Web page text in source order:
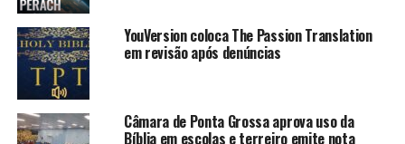
YouVersion coloca The Passion Translation
em revisão após denúncias
Câmara de Ponta Grossa aprova uso da
Bíblia em escolas e terreiro emite nota